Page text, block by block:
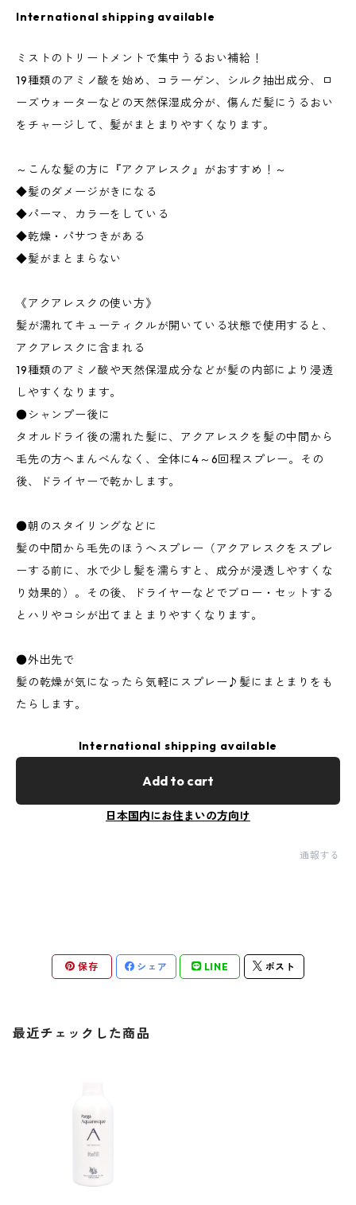
International shipping available
ミストのトリートメントで集中うるおい補給！
19種類のアミノ酸を始め、コラーゲン、シルク抽出成分、ロ
ーズウォーターなどの天然保湿成分が、傷んだ髪にうるおい
をチャージして、髪がまとまりやすくなります。
～こんな髪の方に『アクアレスク』がおすすめ！～
◆髪のダメージがきになる
◆パーマ、カラーをしている
◆乾燥・パサつきがある
◆髪がまとまらない
《アクアレスクの使い方》
髪が濡れてキューティクルが開いている状態で使用すると、
アクアレスクに含まれる
19種類のアミノ酸や天然保湿成分などが髪の内部により浸透
しやすくなります。
●シャンプー後に
タオルドライ後の濡れた髪に、アクアレスクを髪の中間から
毛先の方へまんべんなく、全体に4～6回程スプレー。その
後、ドライヤーで乾かします。
●朝のスタイリングなどに
髪の中間から毛先のほうへスプレー（アクアレスクをスプレ
ーする前に、水で少し髪を濡らすと、成分が浸透しやすくな
り効果的）。その後、ドライヤーなどでブロー・セットする
とハリやコシが出てまとまりやすくなります。
●外出先で
髪の乾燥が気になったら気軽にスプレー♪髪にまとまりをも
たらします。
International shipping available
Add to cart
日本国内にお住まいの方向け
通報する
保存 シェア LINE ポスト
最近チェックした商品